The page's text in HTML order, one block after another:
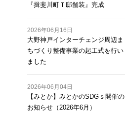
『揖斐川町Ｔ邸舗装』完成
2026年06月16日
大野神戸インターチェンジ周辺ま
ちづくり整備事業の起工式を行い
ました
2026年06月04日
【みとか】みとかのSDGｓ開催の
お知らせ（2026年6月）